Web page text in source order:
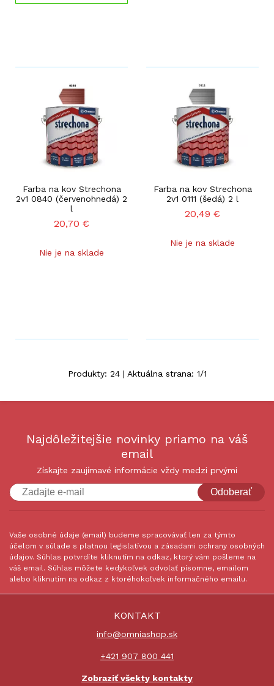
Farba na kov Strechona
2v1 0840 (červenohnedá) 2
l
20,70 €
Nie je na sklade
Farba na kov Strechona
2v1 0111 (šedá) 2 l
20,49 €
Nie je na sklade
Produkty: 24| Aktuálna strana: 1/1
Najdôležitejšie novinky priamo na váš
email
Získajte zaujímavé informácie vždy medzi prvými
Odoberať
Vaše osobné údaje (email) budeme spracovávať len za týmto
účelom v súlade s platnou legislatívou a zásadami ochrany osobných
údajov. Súhlas potvrdíte kliknutím na odkaz, ktorý vám pošleme na
váš email. Súhlas môžete kedykoľvek odvolať písomne, emailom
alebo kliknutím na odkaz z ktoréhokoľvek informačného emailu.
KONTAKT
info@omniashop.sk
+421 907 800 441
Zobraziť všekty kontakty